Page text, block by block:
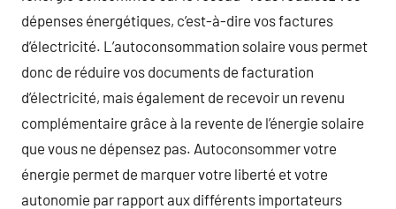
dépenses énergétiques, c’est-à-dire vos factures
d’électricité. L’autoconsommation solaire vous permet
donc de réduire vos documents de facturation
d’électricité, mais également de recevoir un revenu
complémentaire grâce à la revente de l’énergie solaire
que vous ne dépensez pas. Autoconsommer votre
énergie permet de marquer votre liberté et votre
autonomie par rapport aux différents importateurs